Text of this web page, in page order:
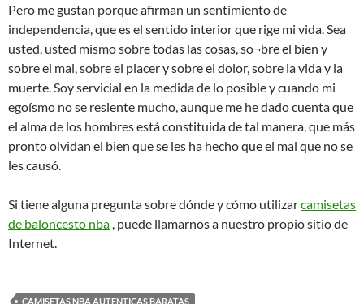
Pero me gustan porque afirman un sentimiento de
independencia, que es el sentido interior que rige mi vida. Sea
usted, usted mismo sobre todas las cosas, so¬bre el bien y
sobre el mal, sobre el placer y sobre el dolor, sobre la vida y la
muerte. Soy servicial en la medida de lo posible y cuando mi
egoísmo no se resiente mucho, aunque me he dado cuenta que
el alma de los hombres está constituida de tal manera, que más
pronto olvidan el bien que se les ha hecho que el mal que no se
les causó.
Si tiene alguna pregunta sobre dónde y cómo utilizarcamisetas
de baloncesto nba , puede llamarnos a nuestro propio sitio de
Internet.
CAMISETAS NBA AUTENTICAS BARATAS